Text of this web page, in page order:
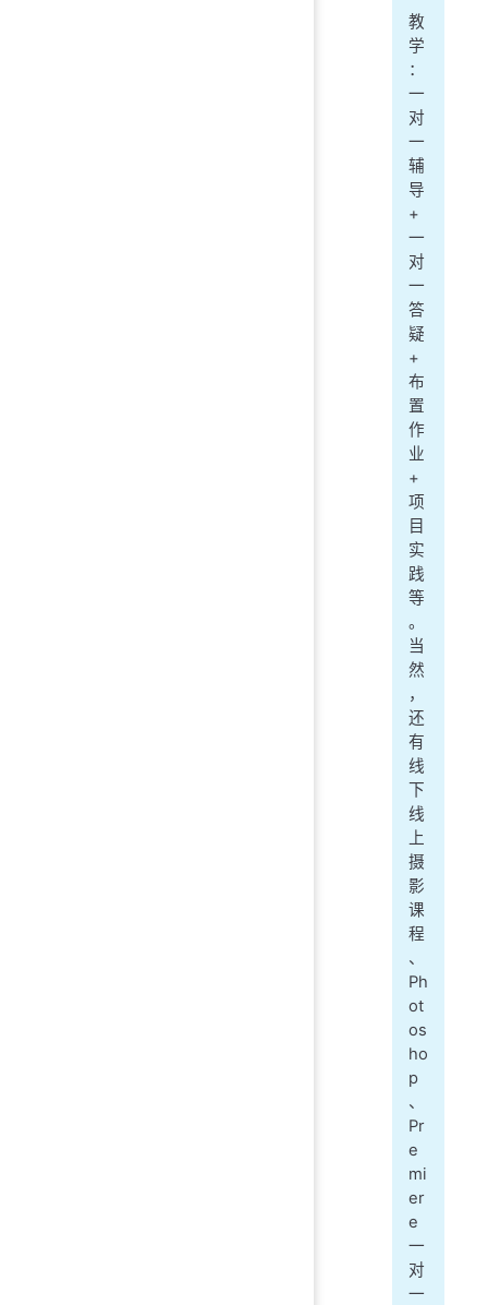
教
学
：
一
对
一
辅
导
+
一
对
一
答
疑
+
布
置
作
业
+
项
目
实
践
等
。
当
然
，
还
有
线
下
线
上
摄
影
课
程
、
Ph
ot
os
ho
p
、
Pr
e
mi
er
e
一
对
一